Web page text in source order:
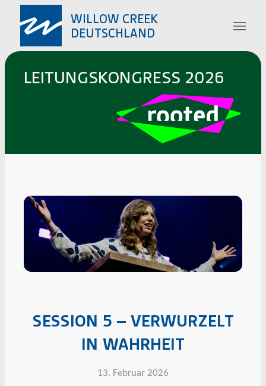
LEITUNGS­KONGRESS 2026
SESSION 5 – VERWURZELT
IN WAHRHEIT
13. Februar 2026